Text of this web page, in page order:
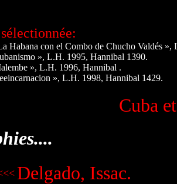
Habana con el Combo de Chucho Valdés »,
», L.H. 1995, Hannibal 1390.
», L.H. 1996, Hannibal .
», L.H. 1998, Hannibal 1429.
Cuba
Delgado, Issac.